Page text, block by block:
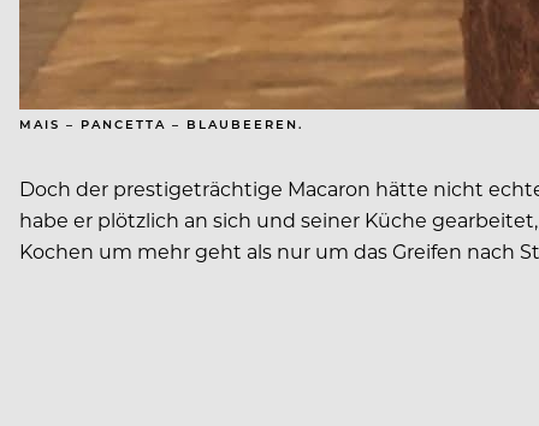
MAIS – PANCETTA – BLAUBEEREN.
Doch der prestigeträchtige Macaron hätte nicht
habe er plötzlich an sich und seiner Küche
Kochen um mehr geht als nur um das Greifen nach